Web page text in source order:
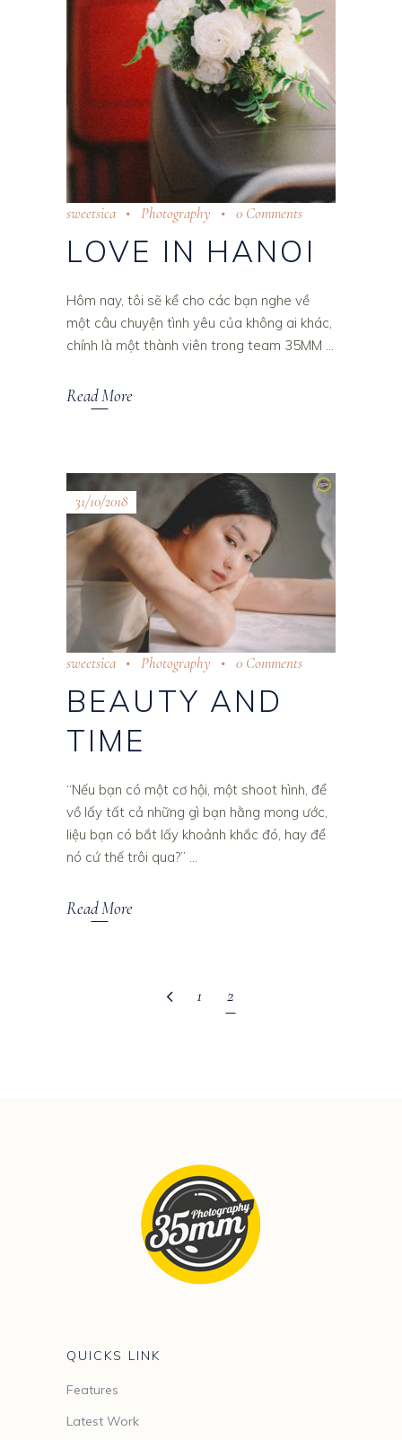
sweetsica Photography 0 Comments
LOVE IN HANOI
Hôm nay, tôi sẽ kể cho các bạn nghe về
một câu chuyện tình yêu của không ai khác,
chính là một thành viên trong team 35MM
Read More
31/10/2018
sweetsica Photography 0 Comments
BEAUTY AND
TIME
“Nếu bạn có một cơ hội, một shoot hình, để
vồ lấy tất cả những gì bạn hằng mong ước,
liệu bạn có bắt lấy khoảnh khắc đó, hay để
nó cứ thế trôi qua?”
Read More
1 2
QUICKS LINK
Features
Latest Work